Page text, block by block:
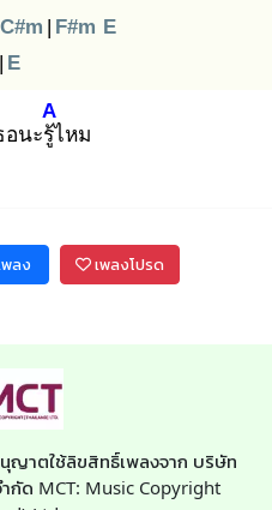
C#m | F#m E
| E
นะรู้ไ
A
หม
ลง เพลงโปรด
ญาตใช้ลิขสิทธิ์เพลงจาก บริษัท
กัด MCT: Music Copyright